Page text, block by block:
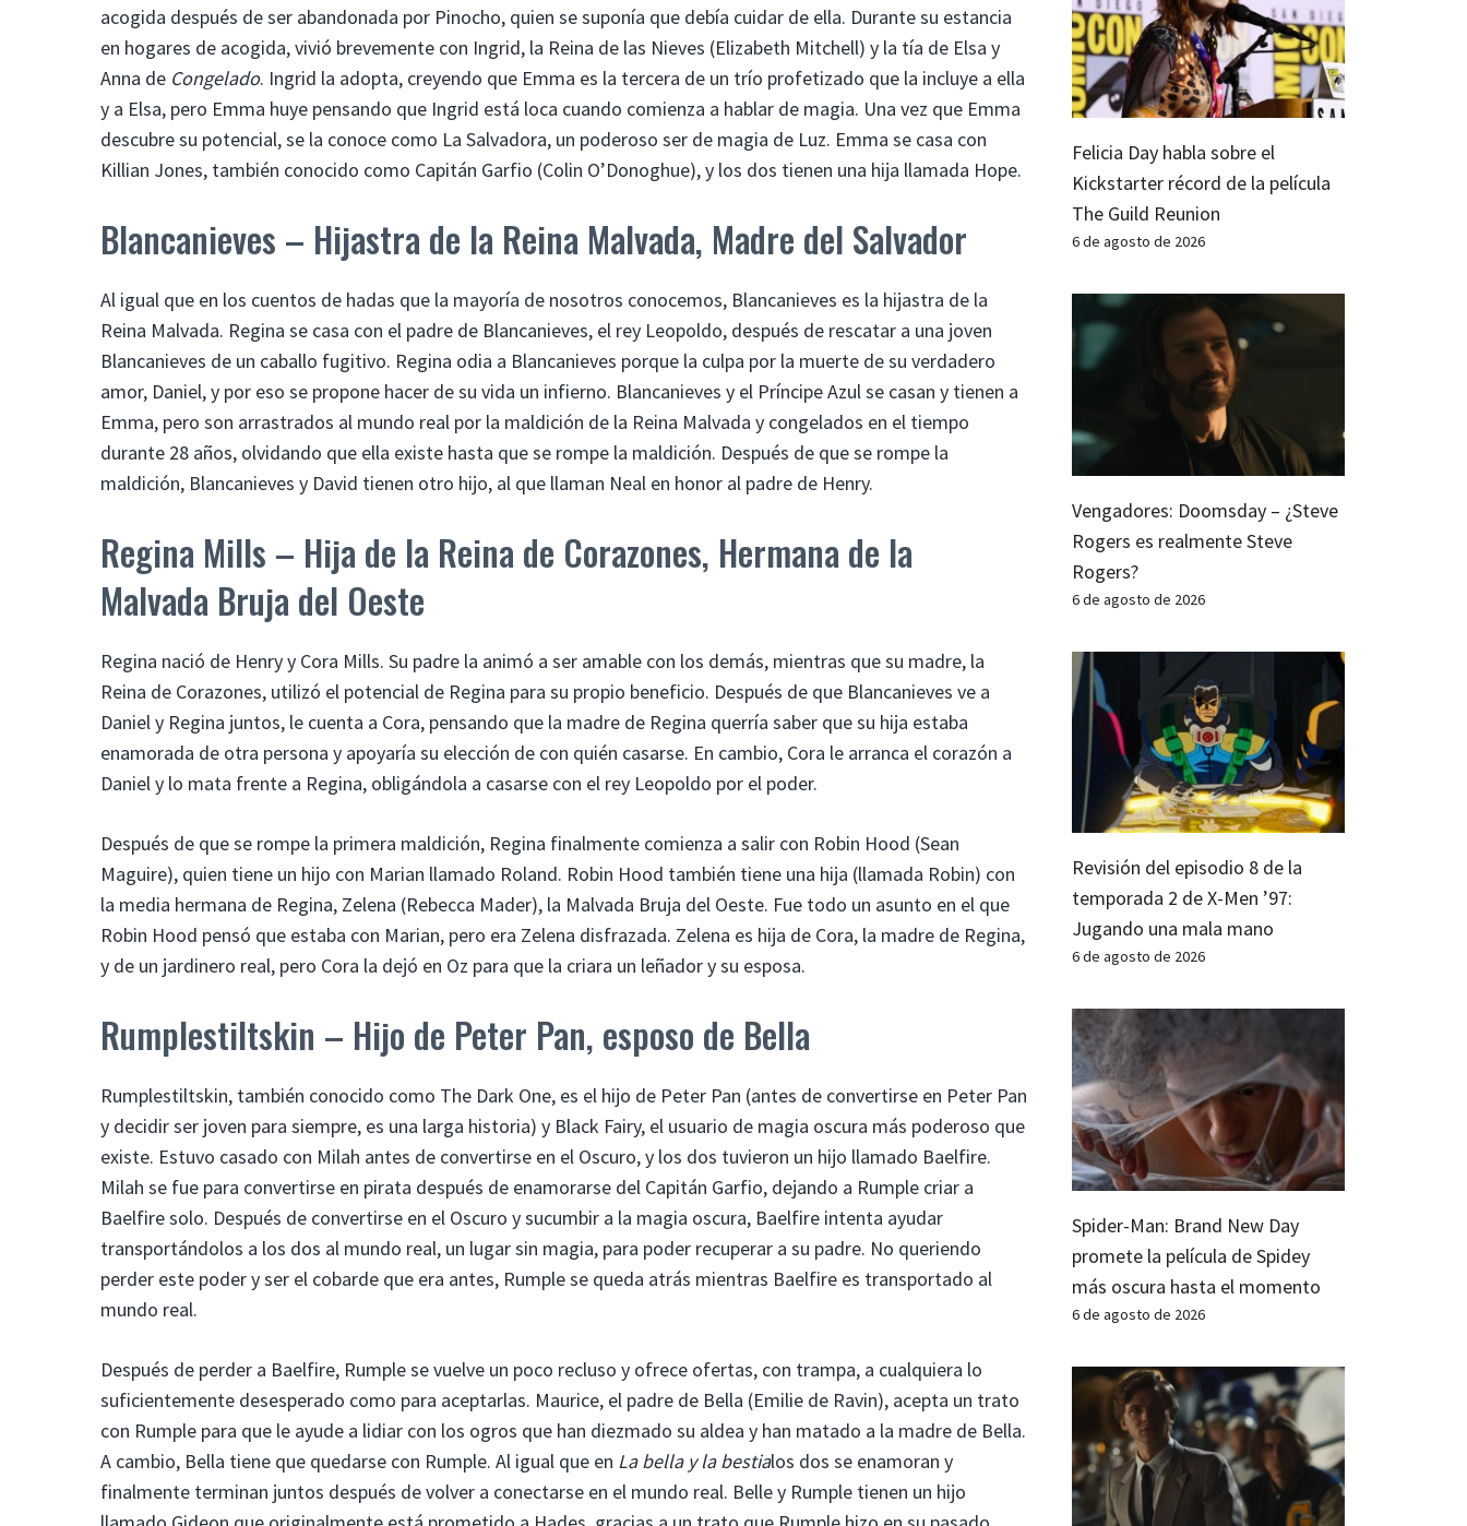
acogida después de ser abandonada por Pinocho, quien se suponía que debía cuidar de ella. Durante su estancia
en hogares de acogida, vivió brevemente con Ingrid, la Reina de las Nieves (Elizabeth Mitchell) y la tía de Elsa y
Anna de Congelado. Ingrid la adopta, creyendo que Emma es la tercera de un trío profetizado que la incluye a ella
y a Elsa, pero Emma huye pensando que Ingrid está loca cuando comienza a hablar de magia. Una vez que Emma
descubre su potencial, se la conoce como La Salvadora, un poderoso ser de magia de Luz. Emma se casa con
Killian Jones, también conocido como Capitán Garfio (Colin O’Donoghue), y los dos tienen una hija llamada Hope.
Blancanieves – Hijastra de la Reina Malvada, Madre del Salvador
Al igual que en los cuentos de hadas que la mayoría de nosotros conocemos, Blancanieves es la hijastra de la
Reina Malvada. Regina se casa con el padre de Blancanieves, el rey Leopoldo, después de rescatar a una joven
Blancanieves de un caballo fugitivo. Regina odia a Blancanieves porque la culpa por la muerte de su verdadero
amor, Daniel, y por eso se propone hacer de su vida un infierno. Blancanieves y el Príncipe Azul se casan y tienen a
Emma, ​​pero son arrastrados al mundo real por la maldición de la Reina Malvada y congelados en el tiempo
durante 28 años, olvidando que ella existe hasta que se rompe la maldición. Después de que se rompe la
maldición, Blancanieves y David tienen otro hijo, al que llaman Neal en honor al padre de Henry.
Regina Mills – Hija de la Reina de Corazones, Hermana de la
Malvada Bruja del Oeste
Regina nació de Henry y Cora Mills. Su padre la animó a ser amable con los demás, mientras que su madre, la
Reina de Corazones, utilizó el potencial de Regina para su propio beneficio. Después de que Blancanieves ve a
Daniel y Regina juntos, le cuenta a Cora, pensando que la madre de Regina querría saber que su hija estaba
enamorada de otra persona y apoyaría su elección de con quién casarse. En cambio, Cora le arranca el corazón a
Daniel y lo mata frente a Regina, obligándola a casarse con el rey Leopoldo por el poder.
Después de que se rompe la primera maldición, Regina finalmente comienza a salir con Robin Hood (Sean
Maguire), quien tiene un hijo con Marian llamado Roland. Robin Hood también tiene una hija (llamada Robin) con
la media hermana de Regina, Zelena (Rebecca Mader), la Malvada Bruja del Oeste. Fue todo un asunto en el que
Robin Hood pensó que estaba con Marian, pero era Zelena disfrazada. Zelena es hija de Cora, la madre de Regina,
y de un jardinero real, pero Cora la dejó en Oz para que la criara un leñador y su esposa.
Rumplestiltskin – Hijo de Peter Pan, esposo de Bella
Rumplestiltskin, también conocido como The Dark One, es el hijo de Peter Pan (antes de convertirse en Peter Pan
y decidir ser joven para siempre, es una larga historia) y Black Fairy, el usuario de magia oscura más poderoso que
existe. Estuvo casado con Milah antes de convertirse en el Oscuro, y los dos tuvieron un hijo llamado Baelfire.
Milah se fue para convertirse en pirata después de enamorarse del Capitán Garfio, dejando a Rumple criar a
Baelfire solo. Después de convertirse en el Oscuro y sucumbir a la magia oscura, Baelfire intenta ayudar
transportándolos a los dos al mundo real, un lugar sin magia, para poder recuperar a su padre. No queriendo
perder este poder y ser el cobarde que era antes, Rumple se queda atrás mientras Baelfire es transportado al
mundo real.
Después de perder a Baelfire, Rumple se vuelve un poco recluso y ofrece ofertas, con trampa, a cualquiera lo
suficientemente desesperado como para aceptarlas. Maurice, el padre de Bella (Emilie de Ravin), acepta un trato
con Rumple para que le ayude a lidiar con los ogros que han diezmado su aldea y han matado a la madre de Bella.
A cambio, Bella tiene que quedarse con Rumple. Al igual que en La bella y la bestialos dos se enamoran y
finalmente terminan juntos después de volver a conectarse en el mundo real. Belle y Rumple tienen un hijo
Felicia Day habla sobre el
Kickstarter récord de la película
The Guild Reunion
6 de agosto de 2026
Vengadores: Doomsday – ¿Steve
Rogers es realmente Steve
Rogers?
6 de agosto de 2026
Revisión del episodio 8 de la
temporada 2 de X-Men ’97:
Jugando una mala mano
6 de agosto de 2026
Spider-Man: Brand New Day
promete la película de Spidey
más oscura hasta el momento
6 de agosto de 2026